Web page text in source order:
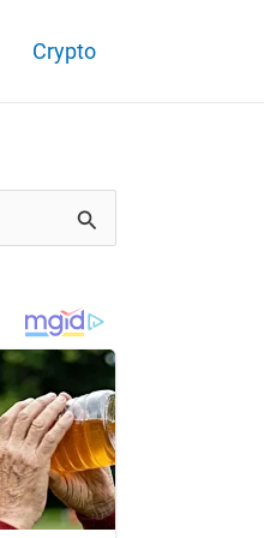
Crypto